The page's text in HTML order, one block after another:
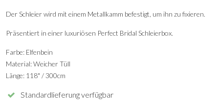
Der Schleier wird mit einem Metallkamm befestigt, um ihn zu fixieren.
Präsentiert in einer luxuriösen Perfect Bridal Schleierbox.
Farbe: Elfenbein
Material: Weicher Tüll
Länge: 118" / 300cm
Standardlieferung verfügbar